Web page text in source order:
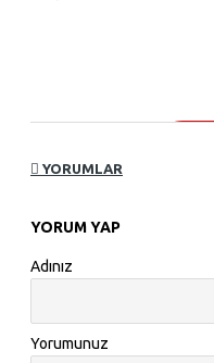
YORUMLAR
YORUM YAP
Adınız
Yorumunuz